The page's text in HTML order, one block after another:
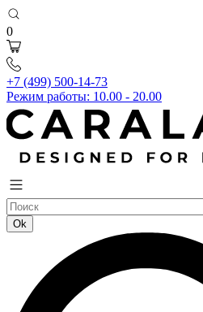
0
+7 (499) 500-14-73
Режим работы: 10.00 - 20.00